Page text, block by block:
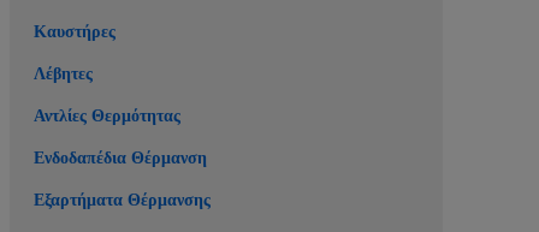
Καυστήρες
Λέβητες
Αντλίες Θερμότητας
Ενδοδαπέδια Θέρμανση
Εξαρτήματα Θέρμανσης